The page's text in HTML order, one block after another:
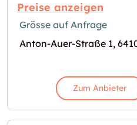
Preise anzeigen
Grösse auf Anfrage
Anton-Auer-Straße 1,
Zum Anbieter